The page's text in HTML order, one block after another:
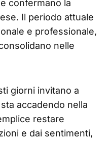
confermano la
Il periodo attuale
e professionale,
nelle
giorni invitano a
accadendo nella
restare
e dai sentimenti,